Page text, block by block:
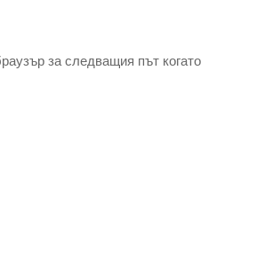
за следващия път когато